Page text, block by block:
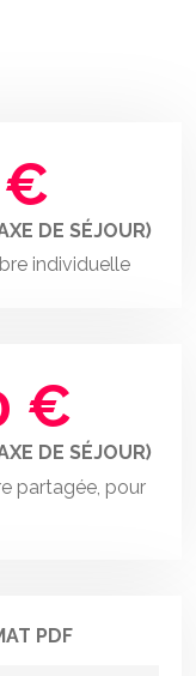
€
DE SÉJOUR)
individuelle
€
DE SÉJOUR)
partagée, pour
PDF